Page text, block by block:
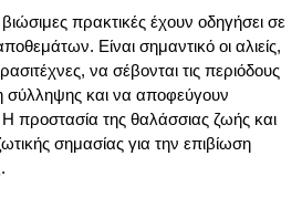
πρακτικές έχουν οδηγήσει σε
Είναι σημαντικό οι αλιείς,
να σέβονται τις περιόδους
σύλληψης και να αποφεύγουν
Η προστασία της θαλάσσιας ζωής και
σημασίας για την επιβίωση
.